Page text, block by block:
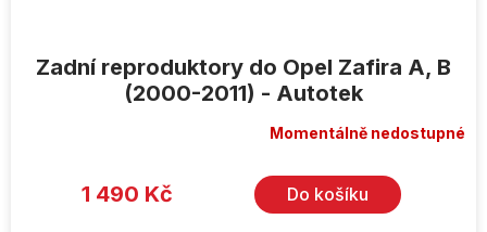
Zadní reproduktory do Opel Zafira A, B
(2000-2011) - Autotek
Momentálně nedostupné
1 490 Kč Do košíku